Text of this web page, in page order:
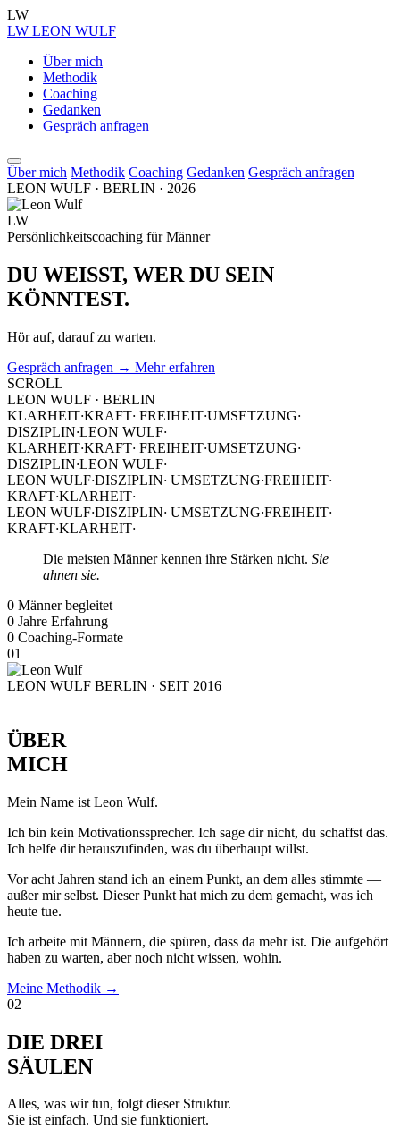
LW
LW LEON WULF
Über mich
Methodik
Coaching
Gedanken
Gespräch anfragen
Über mich Methodik Coaching Gedanken Gespräch anfragen
LEON WULF · BERLIN · 2026
LW
Persönlichkeitscoaching für Männer
DU WEISST, WER DU SEIN
KÖNNTEST.
Hör auf, darauf zu warten.
Gespräch anfragen → Mehr erfahren
SCROLL
LEON WULF · BERLIN
KLARHEIT·KRAFT· FREIHEIT·UMSETZUNG·
DISZIPLIN·LEON WULF·
KLARHEIT·KRAFT· FREIHEIT·UMSETZUNG·
DISZIPLIN·LEON WULF·
LEON WULF·DISZIPLIN· UMSETZUNG·FREIHEIT·
KRAFT·KLARHEIT·
LEON WULF·DISZIPLIN· UMSETZUNG·FREIHEIT·
KRAFT·KLARHEIT·
Die meisten Männer kennen ihre Stärken nicht. Sie
ahnen sie.
0 Männer begleitet
0 Jahre Erfahrung
0 Coaching-Formate
01
LEON WULF BERLIN · SEIT 2016
ÜBER
MICH
Mein Name ist Leon Wulf.
Ich bin kein Motivationssprecher. Ich sage dir nicht, du schaffst das.
Ich helfe dir herauszufinden, was du überhaupt willst.
Vor acht Jahren stand ich an einem Punkt, an dem alles stimmte —
außer mir selbst. Dieser Punkt hat mich zu dem gemacht, was ich
heute tue.
Ich arbeite mit Männern, die spüren, dass da mehr ist. Die aufgehört
haben zu warten, aber noch nicht wissen, wohin.
Meine Methodik →
02
DIE DREI
SÄULEN
Alles, was wir tun, folgt dieser Struktur.
Sie ist einfach. Und sie funktioniert.